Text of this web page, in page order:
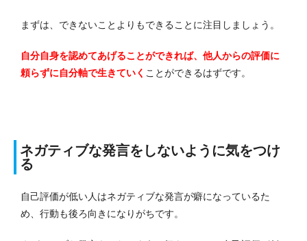
まずは、できないことよりもできることに注目しましょう。
自分自身を認めてあげることができれば、他人からの評価に
頼らずに自分軸で生きていく ことができるはずです。
ネガティブな発言をしないように気をつけ
る
自己評価が低い人はネガティブな発言が癖になっているた
め、行動も後ろ向きになりがちです。